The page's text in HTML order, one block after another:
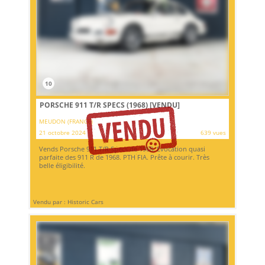
10
PORSCHE 911 T/R SPECS (1968)[VENDU]
MEUDON (FRANCE)
21 octobre 2024
639 vues
Vends Porsche 911 T/R Specs de 1968. Evocation quasi
parfaite des 911 R de 1968. PTH FIA. Prête à courir. Très
belle éligibilité.
Vendu par : Historic Cars